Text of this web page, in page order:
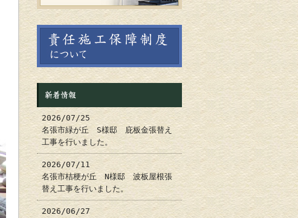
新着情報
2026/07/25
名張市緑が丘 S様邸 庇板金張替え
工事を行いました。
2026/07/11
名張市桔梗が丘 N様邸 波板屋根張
替え工事を行いました。
2026/06/27